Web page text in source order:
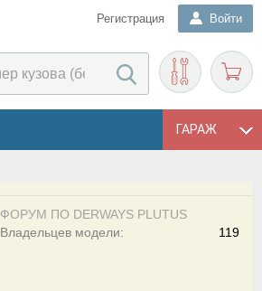
Регистрация Войти
ГАРАЖ
ФОРУМ ПО DERWAYS PLUTUS
119
Владельцев модели: